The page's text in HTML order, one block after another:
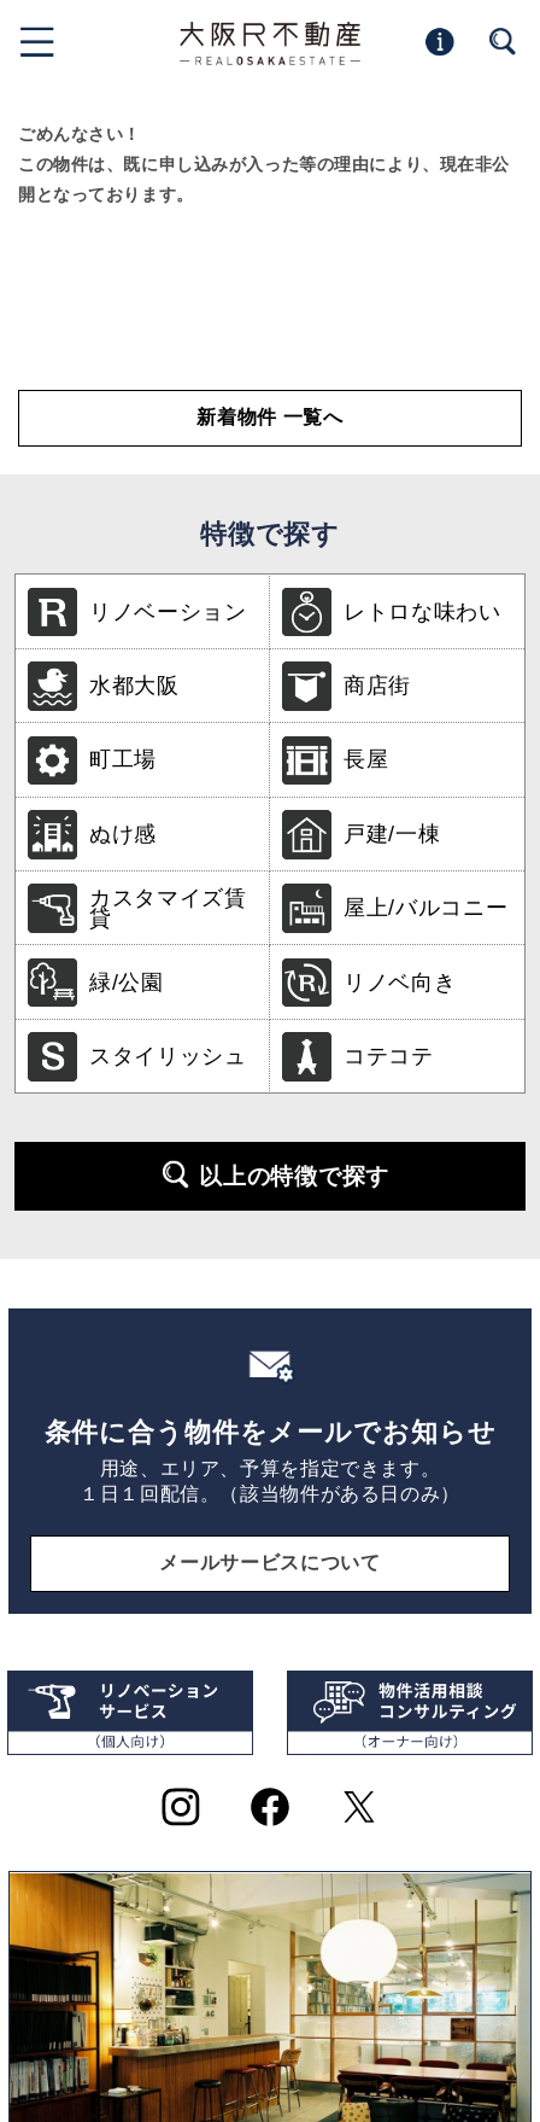
ごめんなさい！
この物件は、既に申し込みが入った等の理由により、現在非公
開となっております。
新着物件 一覧へ
特徴で探す
リノベーション レトロな味わい
水都大阪 商店街
町工場 長屋
ぬけ感 戸建/一棟
カスタマイズ賃
貸
屋上/バルコニー
緑/公園 リノベ向き
スタイリッシュ コテコテ
以上の特徴で探す
条件に合う物件をメールでお知らせ
用途、エリア、予算を指定できます。
１日１回配信。（該当物件がある日のみ）
メールサービスについて